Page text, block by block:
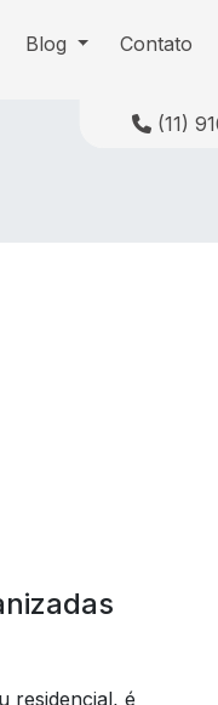
Blog Contato
(11)
residencial, é